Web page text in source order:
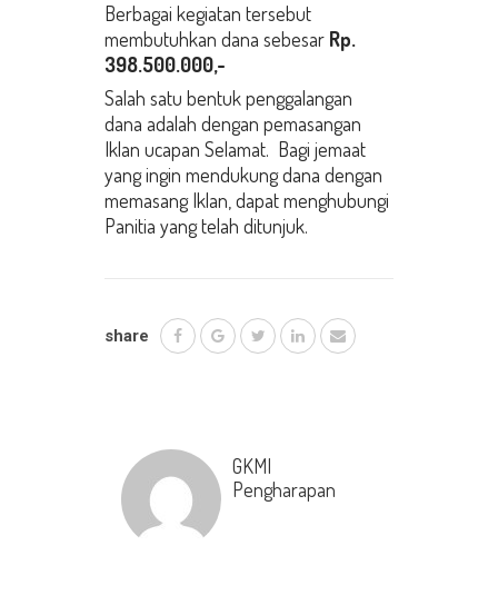
Berbagai kegiatan tersebut
membutuhkan dana sebesar Rp.
398.500.000,-
Salah satu bentuk penggalangan
dana adalah dengan pemasangan
Iklan ucapan Selamat. Bagi jemaat
yang ingin mendukung dana dengan
memasang Iklan, dapat menghubungi
Panitia yang telah ditunjuk.
share
GKMI
Pengharapan